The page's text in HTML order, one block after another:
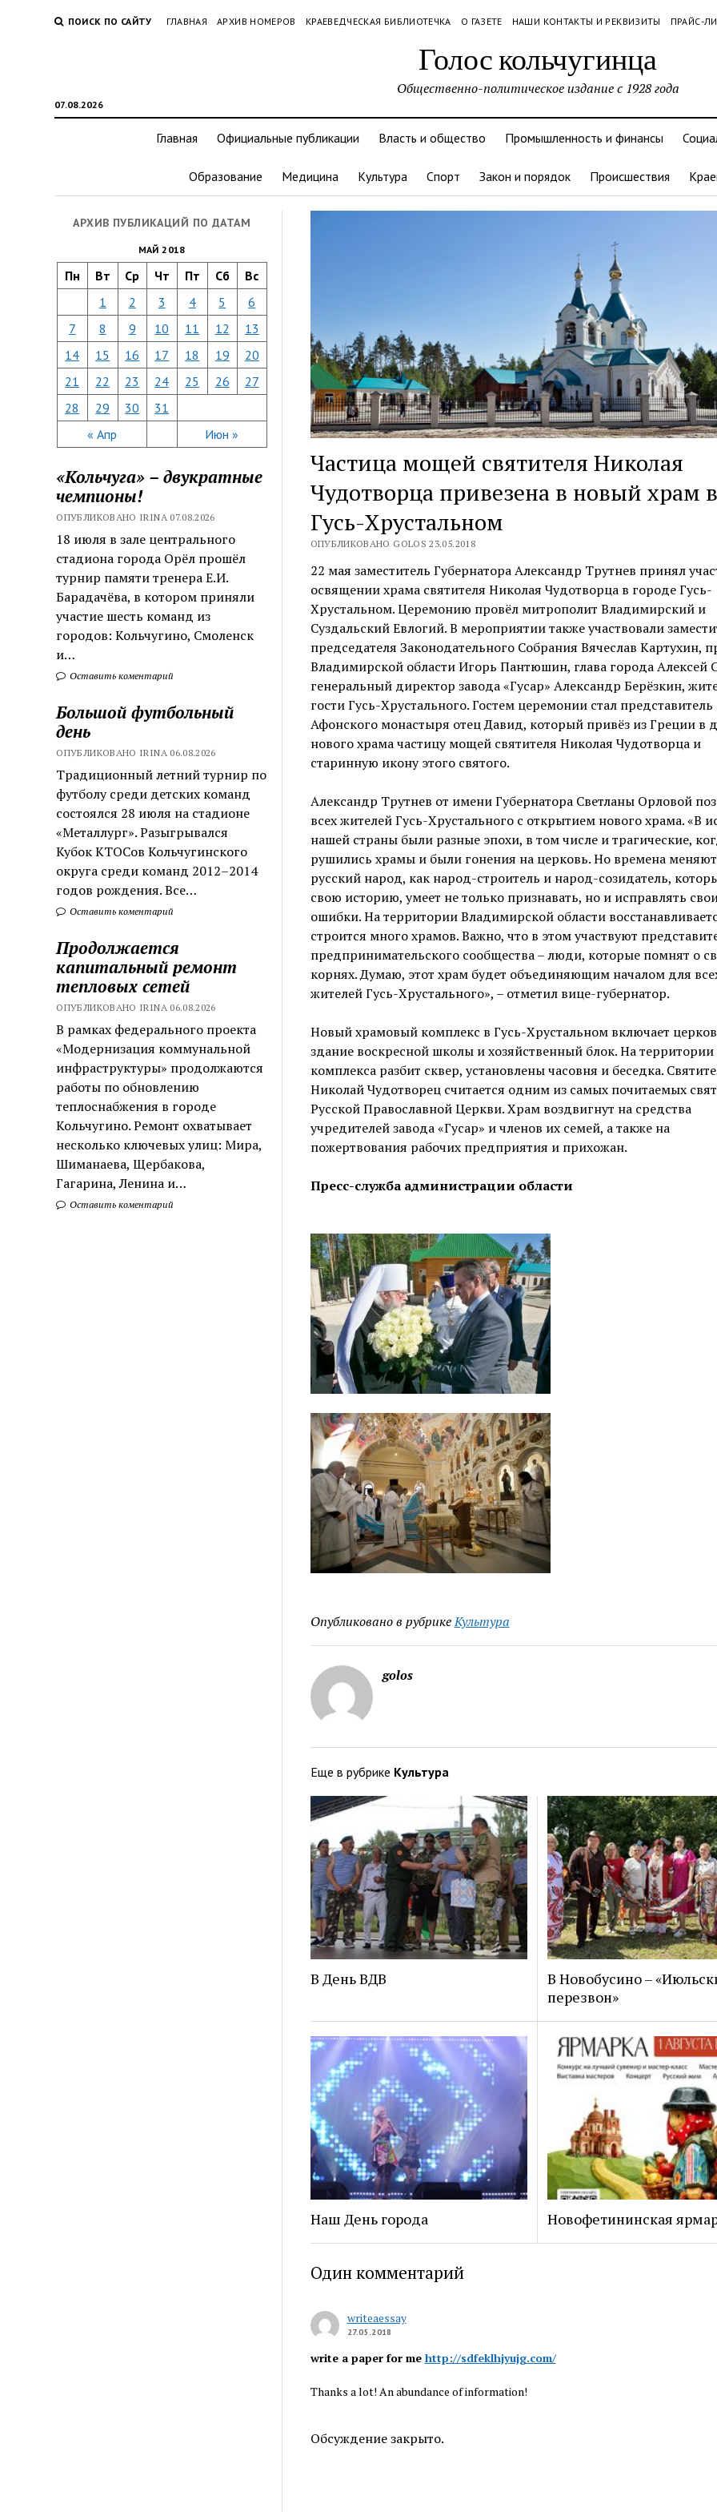
ПОИСК ПО САЙТУ ГЛАВНАЯ АРХИВ НОМЕРОВ КРАЕВЕДЧЕСКАЯ БИБЛИОТЕЧКА О ГАЗЕТЕ НАШИ КОНТАКТЫ И РЕКВИЗИТЫ ПРАЙС-
Голос кольчугинца
07.08.2026
Общественно-политическое издание с 1928 года
Главная Официальные публикации Власть и общество Промышленность и финансы
Образование Медицина Культура Спорт Закон и порядок Происшествия
АРХИВ ПУБЛИКАЦИЙ ПО ДАТАМ
МАЙ 2018
Пн Вт Ср Чт Пт Сб Вс
« Апр Июн »
1 2 3 4 5
6
7
8 9 10 11 12
13
14
15 16 17 18 19
20
21
22 23 24 25 26
27
28
29 30 31
«Кольчуга» – двукратные
чемпионы!
ОПУБЛИКОВАНО IRINA 07.08.2026
18 июля в зале центрального
стадиона города Орёл прошёл
турнир памяти тренера Е.И.
Барадачёва, в котором приняли
участие шесть команд из
городов: Кольчугино, Смоленск
и…
Оставить коментарий
Большой футбольный
день
ОПУБЛИКОВАНО IRINA 06.08.2026
Традиционный летний турнир по
футболу среди детских команд
состоялся 28 июля на стадионе
«Металлург». Разыгрывался
Кубок КТОСов Кольчугинского
округа среди команд 2012–2014
годов рождения. Все…
Оставить коментарий
Продолжается
капитальный ремонт
тепловых сетей
ОПУБЛИКОВАНО IRINA 06.08.2026
В рамках федерального проекта
«Модернизация коммунальной
инфраструктуры» продолжаются
работы по обновлению
теплоснабжения в городе
Кольчугино. Ремонт охватывает
несколько ключевых улиц: Мира,
Шиманаева, Щербакова,
Гагарина, Ленина и…
Оставить коментарий
Частица мощей святителя Николая
Чудотворца привезена в новый храм в
Гусь-Хрустальном
ОПУБЛИКОВАНО GOLOS 23.05.2018
22 мая заместитель Губернатора Александр Трутнев принял
освящении храма святителя Николая Чудотворца в городе Гусь-
Хрустальном. Церемонию провёл митрополит Владимирский и
Суздальский Евлогий. В мероприятии также участвовали
председателя Законодательного Собрания Вячеслав Картухин,
Владимирской области Игорь Пантюшин, глава города Алексей
генеральный директор завода «Гусар» Александр Берёзкин,
гости Гусь-Хрустального. Гостем церемонии стал представитель
Афонского монастыря отец Давид, который привёз из Греции в
нового храма частицу мощей святителя Николая Чудотворца и
старинную икону этого святого.
Александр Трутнев от имени Губернатора Светланы Орловой
всех жителей Гусь-Хрустального с открытием нового храма. «В
нашей страны были разные эпохи, в том числе и трагические,
рушились храмы и были гонения на церковь. Но времена
русский народ, как народ-строитель и народ-созидатель,
свою историю, умеет не только признавать, но и исправлять
ошибки. На территории Владимирской области
строится много храмов. Важно, что в этом участвуют
предпринимательского сообщества – люди, которые помнят о
корнях. Думаю, этот храм будет объединяющим началом для
жителей Гусь-Хрустального», – отметил вице-губернатор.
Новый храмовый комплекс в Гусь-Хрустальном включает
здание воскресной школы и хозяйственный блок. На территории
комплекса разбит сквер, установлены часовня и беседка.
Николай Чудотворец считается одним из самых почитаемых
Русской Православной Церкви. Храм воздвигнут на средства
учредителей завода «Гусар» и членов их семей, а также на
пожертвования рабочих предприятия и прихожан.
Пресс-служба администрации области
Опубликовано в рубрикеКультура
golos
Еще в рубрике Культура
В День ВДВ
В Новобусино –
перезвон»
Наш День города Новофетининская
Один комментарий
writeaessay
27.05.2018
write a paper for me http://sdfeklhjyujg.com/
Thanks a lot! An abundance of information!
Обсуждение закрыто.